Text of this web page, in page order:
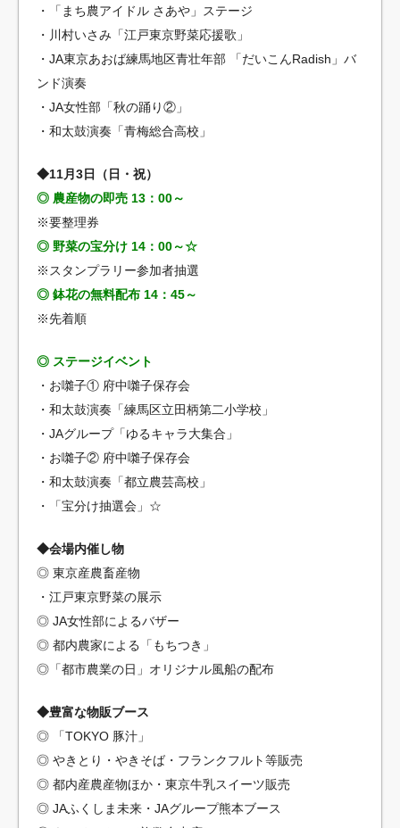
・「まち農アイドル さあや」ステージ
・川村いさみ「江戸東京野菜応援歌」
・JA東京あおば練馬地区青壮年部 「だいこんRadish」バ
ンド演奏
・JA女性部「秋の踊り②」
・和太鼓演奏「青梅総合高校」
◆11月3日（日・祝）
◎ 農産物の即売 13：00～
※要整理券
◎ 野菜の宝分け 14：00～☆
※スタンプラリー参加者抽選
◎ 鉢花の無料配布 14：45～
※先着順
◎ ステージイベント
・お囃子① 府中囃子保存会
・和太鼓演奏「練馬区立田柄第二小学校」
・JAグループ「ゆるキャラ大集合」
・お囃子② 府中囃子保存会
・和太鼓演奏「都立農芸高校」
・「宝分け抽選会」☆
◆会場内催し物
◎ 東京産農畜産物
・江戸東京野菜の展示
◎ JA女性部によるバザー
◎ 都内農家による「もちつき」
◎「都市農業の日」オリジナル風船の配布
◆豊富な物販ブース
◎ 「TOKYO 豚汁」
◎ やきとり・やきそば・フランクフルト等販売
◎ 都内産農産物ほか・東京牛乳スイーツ販売
◎ JAふくしま未来・JAグループ熊本ブース